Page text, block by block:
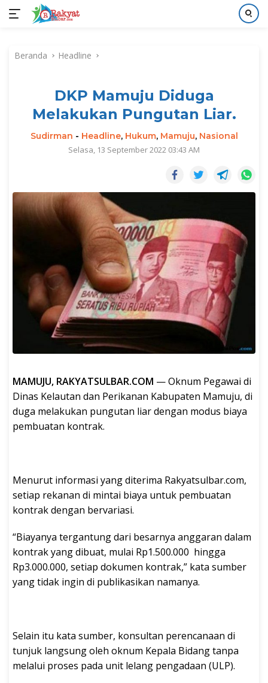
kontenBeranda Headline
DKP Mamuju Diduga
Melakukan Pungutan Liar.
Sudirman - Headline, Hukum, Mamuju, Nasional
Selasa, 13 September 2022 03:43 AM
MAMUJU, RAKYATSULBAR.COM — Oknum Pegawai di
Dinas Kelautan dan Perikanan Kabupaten Mamuju, di
duga melakukan pungutan liar dengan modus biaya
pembuatan kontrak.
Menurut informasi yang diterima Rakyatsulbar.com,
setiap rekanan di mintai biaya untuk pembuatan
kontrak dengan bervariasi.
“Biayanya tergantung dari besarnya anggaran dalam
kontrak yang dibuat, mulai Rp1.500.000 hingga
Rp3.000.000, setiap dokumen kontrak,” kata sumber
yang tidak ingin di publikasikan namanya.
Selain itu kata sumber, konsultan perencanaan di
tunjuk langsung oleh oknum Kepala Bidang tanpa
melalui proses pada unit lelang pengadaan (ULP).